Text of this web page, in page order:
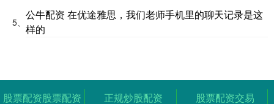
5、
公牛配资 在优途雅思，我们老师手机里的聊天记录是这
样的
股票配资股票配资 正规炒股配资 股票配资交易